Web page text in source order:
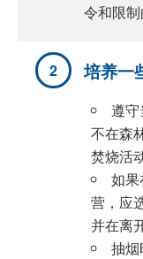
令和限制
培养一
遵守
不在森
焚烧活
如
营，应
并在离
抽